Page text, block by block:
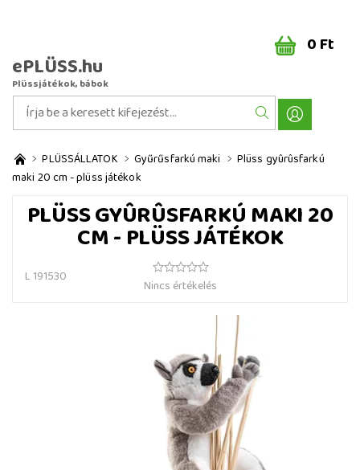
ePLÜSS.hu
Plüssjátékok, bábok
0 Ft
PLÜSSÁLLATOK Gyűrűsfarkú maki
Plüss gyûrûsfarkú
maki 20 cm - plüss játékok
PLÜSS GYÛRÛSFARKÚ MAKI 20
CM - PLÜSS JÁTÉKOK
L 191530
Nincs értékelés